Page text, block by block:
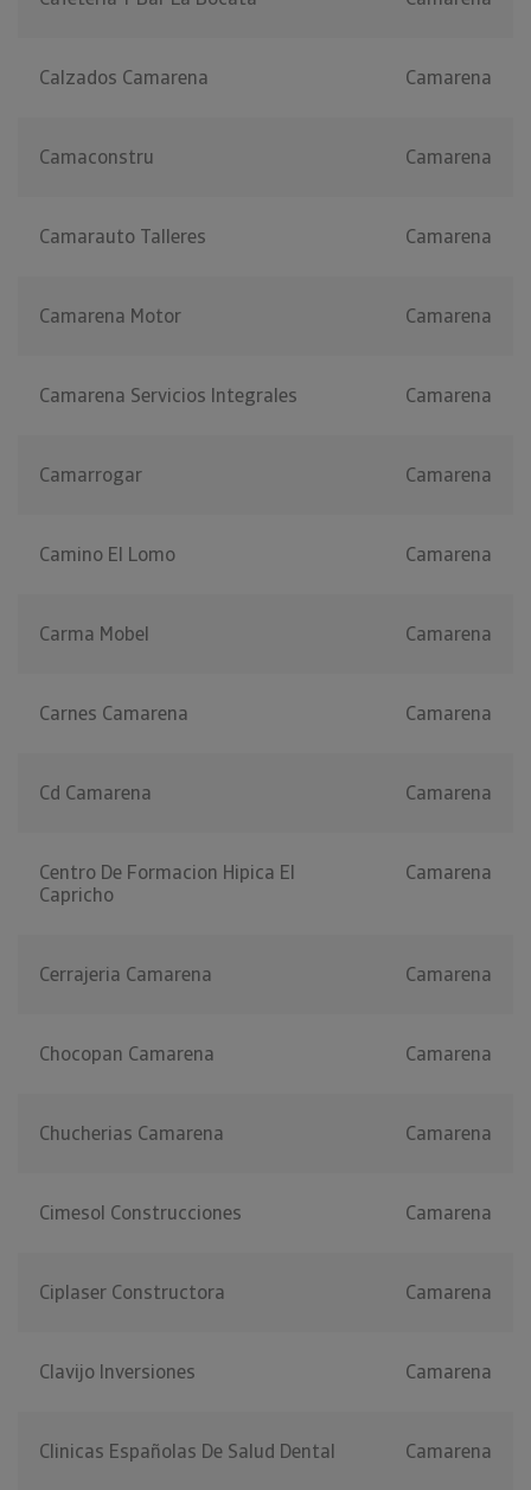
Calzados Camarena Camarena
Camaconstru Camarena
Camarauto Talleres Camarena
Camarena Motor Camarena
Camarena Servicios Integrales Camarena
Camarrogar Camarena
Camino El Lomo Camarena
Carma Mobel Camarena
Carnes Camarena Camarena
Cd Camarena Camarena
Centro De Formacion Hipica El
Capricho
Camarena
Cerrajeria Camarena Camarena
Chocopan Camarena Camarena
Chucherias Camarena Camarena
Cimesol Construcciones Camarena
Ciplaser Constructora Camarena
Clavijo Inversiones Camarena
Clinicas Españolas De Salud Dental Camarena